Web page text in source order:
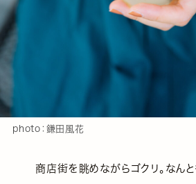
photo：鎌田風花
商店街を眺めながらゴクリ。なん